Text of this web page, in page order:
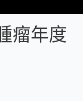
瘤年度